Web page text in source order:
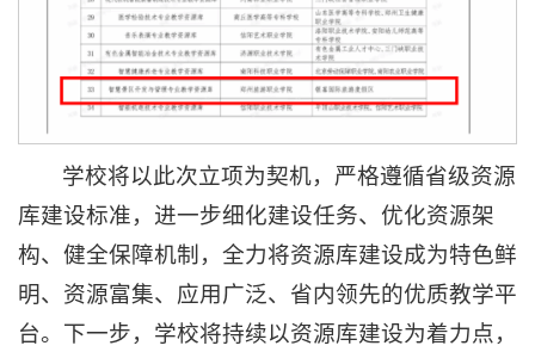
学校将以此次立项为契机，严格遵循省级资源
库建设标准，进一步细化建设任务、优化资源架
构、健全保障机制，全力将资源库建设成为特色鲜
明、资源富集、应用广泛、省内领先的优质教学平
台。下一步，学校将持续以资源库建设为着力点，